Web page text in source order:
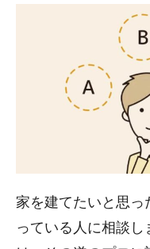
家を建てたいと思
っている人に相談し